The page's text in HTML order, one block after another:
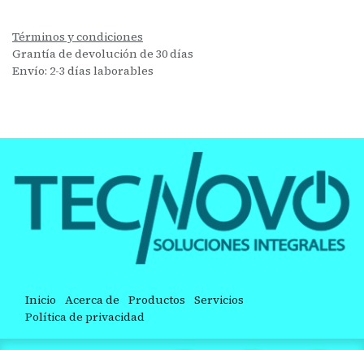
Términos y condiciones
Grantía de devolución de 30 días
Envío: 2-3 días laborables
Inicio Acerca de Productos Servicios
Política de privacidad